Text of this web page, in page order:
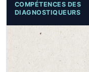
COMPÉTENCES DES
DIAGNOSTIQUEURS